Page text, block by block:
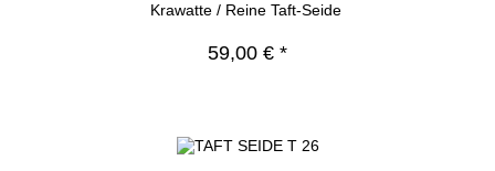
Krawatte / Reine Taft-Seide
59,00 € *